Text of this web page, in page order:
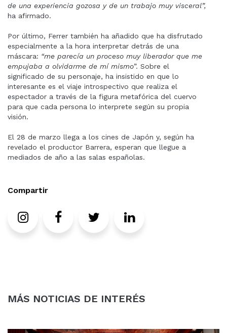
de una experiencia gozosa y de un trabajo muy visceral”,
ha afirmado.
Por último, Ferrer también ha añadido que ha disfrutado
especialmente a la hora interpretar detrás de una
máscara: “me parecía un proceso muy liberador que me
empujaba a olvidarme de mí mismo”. Sobre el
significado de su personaje, ha insistido en que lo
interesante es el viaje introspectivo que realiza el
espectador a través de la figura metafórica del cuervo
para que cada persona lo interprete según su propia
visión.
El 28 de marzo llega a los cines de Japón y, según ha
revelado el productor Barrera, esperan que llegue a
mediados de año a las salas españolas.
Compartir
MÁS NOTICIAS DE INTERÉS